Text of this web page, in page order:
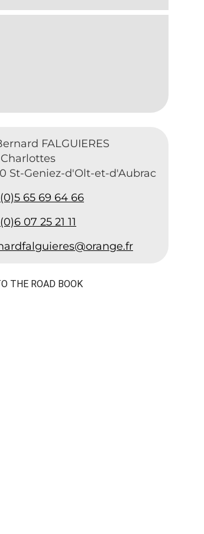
FALGUIERES
St-Geniez-d'Olt-et-d'Aubrac
65 69 64 66
07 25 21 11
THE ROAD BOOK